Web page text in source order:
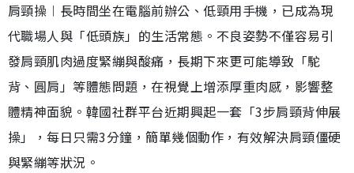
肩頸操︱長時間坐在電腦前辦公、低頸用手機，已成為現
代職場人與「低頭族」的生活常態。不良姿勢不僅容易引
發肩頸肌肉過度緊繃與酸痛，長期下來更可能導致「駝
背、圓肩」等體態問題，在視覺上增添厚重肉感，影響整
體精神面貌。韓國社群平台近期興起一套「3步肩頸背伸展
操」，每日只需3分鐘，簡單幾個動作，有效解決肩頸僵硬
與緊繃等狀況。